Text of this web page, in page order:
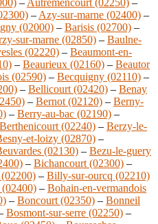
– Azy-sur-marne (02400) –
(02000) – Barisis (02700) –
sur-marne (02850) – Baulne-
(02220) – Beaumont-en-
– Beaurieux (02160) – Beautor
(02590) – Becquigny (02110) –
– Bellicourt (02420) – Benay
– Bernot (02120) – Berny-
– Berry-au-bac (02190) –
Berthenicourt (02240) – Berzy-le-
et-loizy (02870) –
(02130) – Bezu-le-guery
– Bichancourt (02300) –
– Billy-sur-ourcq (02210)
(02400) – Bohain-en-vermandois
– Boncourt (02350) – Bonneil
Bosmont-sur-serre (02250) –